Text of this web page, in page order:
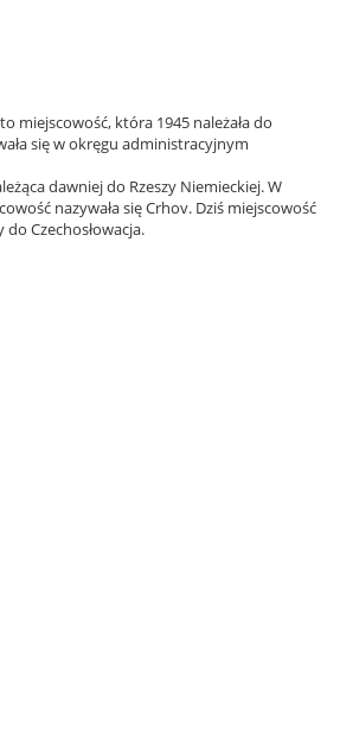
miejscowość, która 1945 należała do
się w okręgu administracyjnym
dawniej do Rzeszy Niemieckiej. W
nazywała się Crhov. Dziś miejscowość
Czechosłowacja.